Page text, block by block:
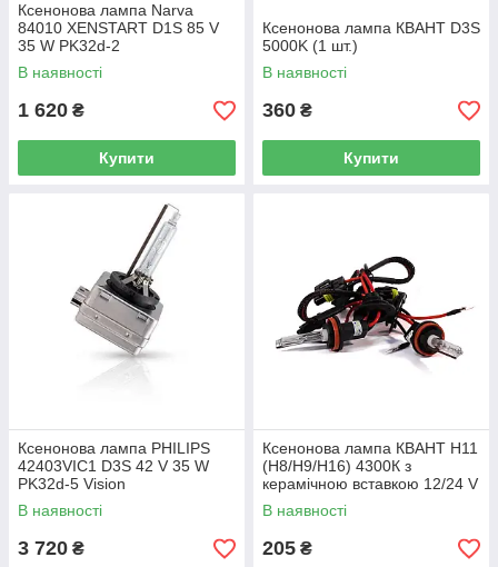
Ксенонова лампа Narva
84010 XENSTART D1S 85 V
35 W PK32d-2
В наявності
1 620 ₴
Купити
Ксенонова лампа КВАНТ D3S
5000K (1 шт.)
В наявності
360 ₴
Купити
Ксенонова лампа PHILIPS
42403VIC1 D3S 42 V 35 W
PK32d-5 Vision
В наявності
3 720 ₴
Ксенонова лампа КВАНТ H11
(H8/H9/H16) 4300К з
керамічною вставкою 12/24 V
(1 шт.)
В наявності
205 ₴